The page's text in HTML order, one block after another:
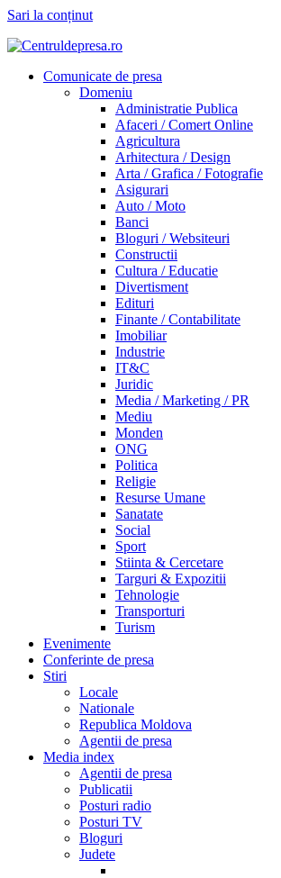
Sari la conținut
Comunicate de presa
Domeniu
Administratie Publica
Afaceri / Comert Online
Agricultura
Arhitectura / Design
Arta / Grafica / Fotografie
Asigurari
Auto / Moto
Banci
Bloguri / Websiteuri
Constructii
Cultura / Educatie
Divertisment
Edituri
Finante / Contabilitate
Imobiliar
Industrie
IT&C
Juridic
Media / Marketing / PR
Mediu
Monden
ONG
Politica
Religie
Resurse Umane
Sanatate
Social
Sport
Stiinta & Cercetare
Targuri & Expozitii
Tehnologie
Transporturi
Turism
Evenimente
Conferinte de presa
Stiri
Locale
Nationale
Republica Moldova
Agentii de presa
Media index
Agentii de presa
Publicatii
Posturi radio
Posturi TV
Bloguri
Judete